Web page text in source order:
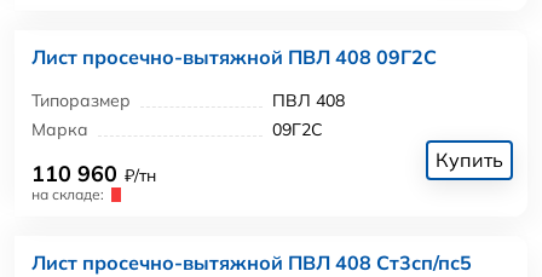
Лист просечно-вытяжной ПВЛ 408 09Г2С
Типоразмер
ПВЛ 408
Марка
09Г2С
110 960 ₽/тн
на складе:
Купить
Лист просечно-вытяжной ПВЛ 408 Ст3сп/пс5